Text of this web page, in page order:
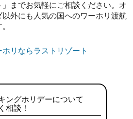
までお気軽にご相談ください。オ
外にも人気の国へのワーホリ渡航
リならラストリゾート
ングホリデーについて
相談！